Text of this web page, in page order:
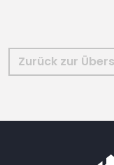
Zurück zur